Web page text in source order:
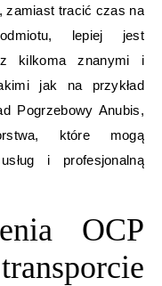
zamiast tracić czas na
lepiej jest
z kilkoma znanymi i
jak na przykład
Pogrzebowy Anubis,
które mogą
i profesjonalną
OCP